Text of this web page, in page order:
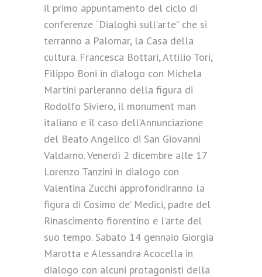
il primo appuntamento del ciclo di
conferenze “Dialoghi sull’arte” che si
terranno a Palomar, la Casa della
cultura. Francesca Bottari, Attilio Tori,
Filippo Boni in dialogo con Michela
Martini parleranno della figura di
Rodolfo Siviero, il monument man
italiano e il caso dell’Annunciazione
del Beato Angelico di San Giovanni
Valdarno. Venerdì 2 dicembre alle 17
Lorenzo Tanzini in dialogo con
Valentina Zucchi approfondiranno la
figura di Cosimo de’ Medici, padre del
Rinascimento fiorentino e l’arte del
suo tempo. Sabato 14 gennaio Giorgia
Marotta e Alessandra Acocella in
dialogo con alcuni protagonisti della